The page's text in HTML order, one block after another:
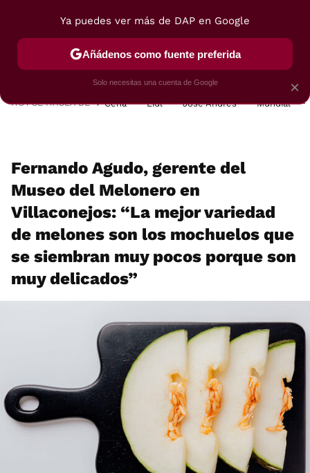
POSTRES VIAJES SELECCIÓN VEGUI
HOY SE HABLA DE Cena Lidl José Andrés Mundial
Fernando Agudo, gerente del
Museo del Melonero en
Villaconejos: “La mejor variedad
de melones son los mochuelos que
se siembran muy pocos porque son
muy delicados”
×
Ya puedes ver más de DAP en Google
Añádenos como fuente preferida
Solo necesitas una cuenta de Google